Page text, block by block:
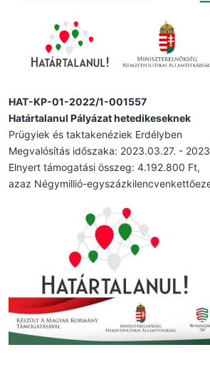
HAT-KP-01-2022/1-001557
Határtalanul Pályázat hetedikeseknek
Prügyiek és taktakenéziek Erdélyben
Megvalósítás időszaka: 2023.03.27. -
Elnyert támogatási összeg: 4.192.800 Ft,
azaz Négymillió-